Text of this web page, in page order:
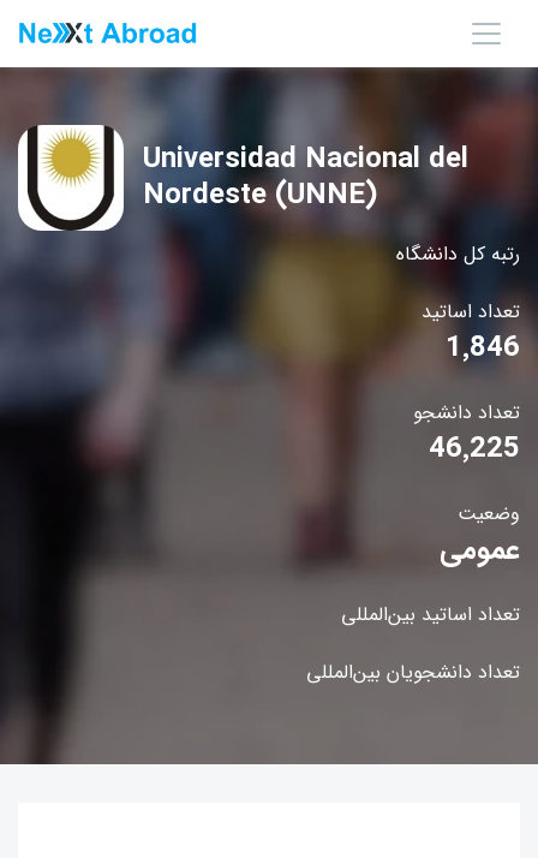
رتبه کل دانشگاه
تعداد اساتید
1٬846
تعداد دانشجو
46٬225
وضعیت
عمومی
تعداد اساتید بین‌المللی
تعداد دانشجویان بین‌المللی
Universidad Nacional del
Nordeste (UNNE)